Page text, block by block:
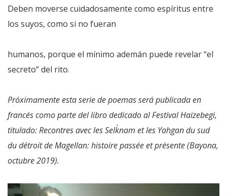
Deben moverse cuidadosamente como espíritus entre
los suyos, como si no fueran
humanos, porque el mínimo ademán puede revelar “el
secreto” del rito.
Próximamente esta serie de poemas será publicada en
francés como parte del libro dedicado al Festival Haizebegi,
titulado: Recontres avec les Selk´nam et les Yahgan du sud
du détroit de Magellan: histoire passée et présente (Bayona,
octubre 2019).